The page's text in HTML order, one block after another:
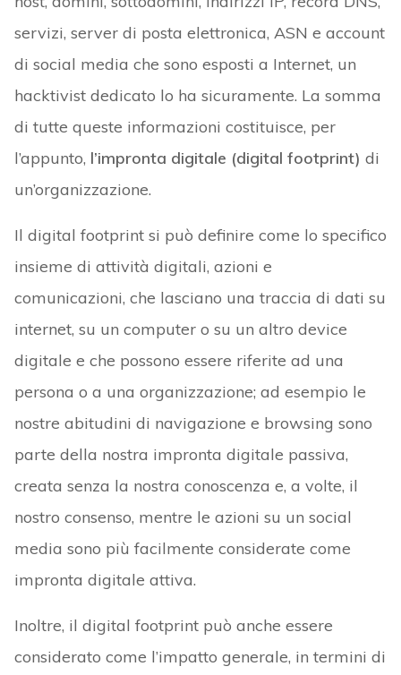
servizi, server di posta elettronica, ASN e account
di social media che sono esposti a Internet, un
hacktivist dedicato lo ha sicuramente. La somma
di tutte queste informazioni costituisce, per
l’appunto, l’impronta digitale (digital footprint) di
un’organizzazione.
Il digital footprint si può definire come lo specifico
insieme di attività digitali, azioni e
comunicazioni, che lasciano una traccia di dati su
internet, su un computer o su un altro device
digitale e che possono essere riferite ad una
persona o a una organizzazione; ad esempio le
nostre abitudini di navigazione e browsing sono
parte della nostra impronta digitale passiva,
creata senza la nostra conoscenza e, a volte, il
nostro consenso, mentre le azioni su un social
media sono più facilmente considerate come
impronta digitale attiva.
Inoltre, il digital footprint può anche essere
considerato come l’impatto generale, in termini di